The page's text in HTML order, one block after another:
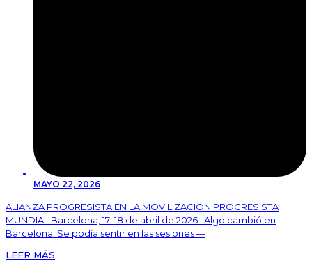
MAYO 22, 2026
ALIANZA PROGRESISTA EN LA MOVILIZACIÓN PROGRESISTA
MUNDIAL Barcelona, 17–18 de abril de 2026 Algo cambió en
Barcelona. Se podía sentir en las sesiones —
LEER MÁS